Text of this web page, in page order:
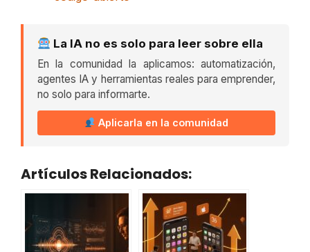
La IA no es solo para leer sobre ella
En la comunidad la aplicamos: automatización,
agentes IA y herramientas reales para emprender,
no solo para informarte.
Aplicarla en la comunidad
Artículos Relacionados: